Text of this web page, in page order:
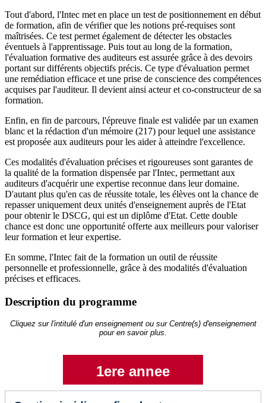
Tout d'abord, l'Intec met en place un test de positionnement en début
de formation, afin de vérifier que les notions pré-requises sont
maîtrisées. Ce test permet également de détecter les obstacles
éventuels à l'apprentissage. Puis tout au long de la formation,
l'évaluation formative des auditeurs est assurée grâce à des devoirs
portant sur différents objectifs précis. Ce type d'évaluation permet
une remédiation efficace et une prise de conscience des compétences
acquises par l'auditeur. Il devient ainsi acteur et co-constructeur de sa
formation.
Enfin, en fin de parcours, l'épreuve finale est validée par un examen
blanc et la rédaction d'un mémoire (217) pour lequel une assistance
est proposée aux auditeurs pour les aider à atteindre l'excellence.
Ces modalités d'évaluation précises et rigoureuses sont garantes de
la qualité de la formation dispensée par l'Intec, permettant aux
auditeurs d'acquérir une expertise reconnue dans leur domaine.
D'autant plus qu'en cas de réussite totale, les élèves ont la chance de
repasser uniquement deux unités d'enseignement auprès de l'Etat
pour obtenir le DSCG, qui est un diplôme d'Etat. Cette double
chance est donc une opportunité offerte aux meilleurs pour valoriser
leur formation et leur expertise.
En somme, l'Intec fait de la formation un outil de réussite
personnelle et professionnelle, grâce à des modalités d'évaluation
précises et efficaces.
Description du programme
Cliquez sur l'intitulé d'un enseignement ou sur Centre(s) d'enseignement
pour en savoir plus.
1ere annee